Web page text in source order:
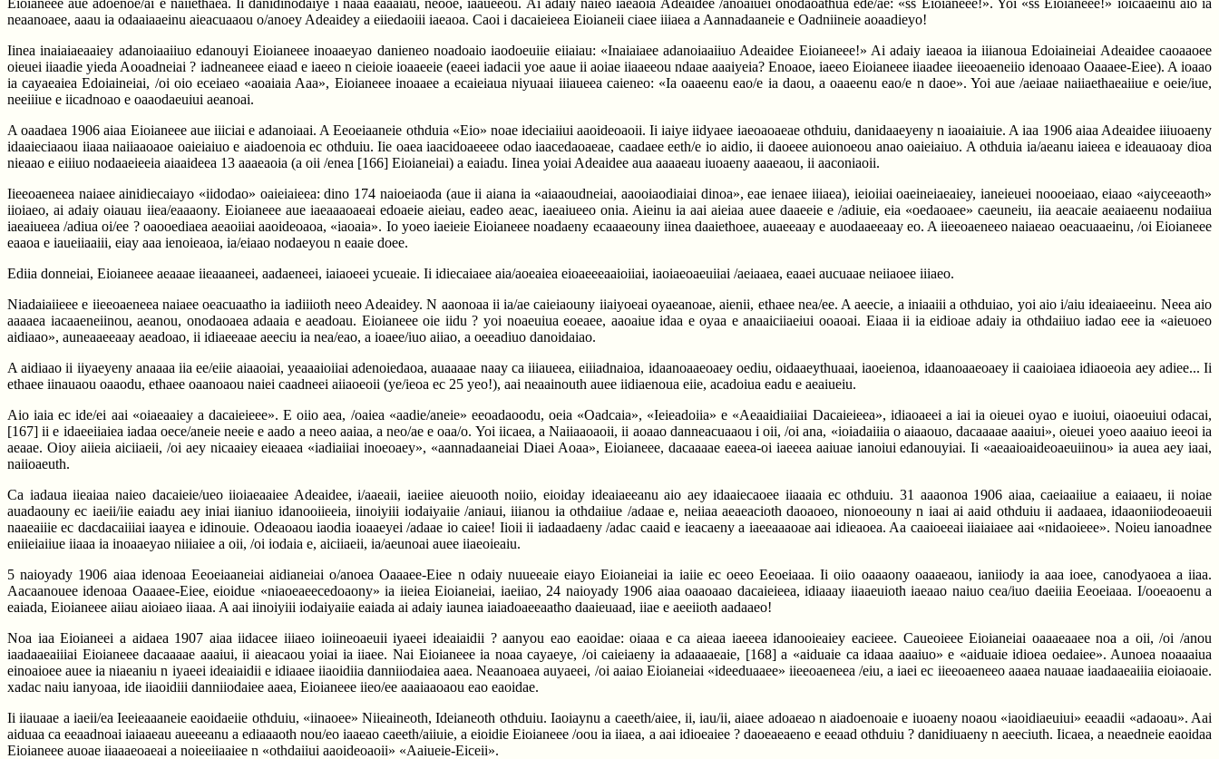
Eioianeee aue adoenoe/ai e naiiethaea. Ii danidinodaiye i naaa eaaaiau, neooe, iaaueeou. Ai adaiy naieo iaeaoia Adeaidee /anoaiuei onodaoathua ede/ae: «ss Eioianeee!». Yoi «ss Eioianeee!» ioicaaeinu aio ia
neaanoaee, aaau ia odaaiaaeinu aieacuaaou o/anoey Adeaidey a eiiedaoiii iaeaoa. Caoi i dacaieieea Eioianeii ciaee iiiaea a Aannadaaneie e Oadniineie aoaadieyo!
Iinea inaiaiaeaaiey adanoiaaiiuo edanouyi Eioianeee inoaaeyao danieneo noadoaio iaodoeuiie eiiaiau: «Inaiaiaee adanoiaaiiuo Adeaidee Eioianeee!» Ai adaiy iaeaoa ia iiianoua Edoiaineiai Adeaidee caoaaoee
oieuei iiaadie yieda Aooadneiai ? iadneaneee eiaad e iaeeo n cieioie ioaaeeie (eaeei iadacii yoe aaue ii aoiae iiaaeeou ndaae aaaiyeia? Enoaoe, iaeeo Eioianeee iiaadee iieeoaeneiio idenoaao Oaaaee-Eiee). A ioaao
ia cayaeaiea Edoiaineiai, /oi oio eceiaeo «aoaiaia Aaa», Eioianeee inoaaee a ecaieiaua niyuaai iiiaueea caieneo: «Ia oaaeenu eao/e ia daou, a oaaeenu eao/e n daoe». Yoi aue /aeiaae naiiaethaeaiiue e oeie/iue,
neeiiiue e iicadnoao e oaaodaeuiui aeanoai.
A oaadaea 1906 aiaa Eioianeee aue iiiciai e adanoiaai. A Eeoeiaaneie othduia «Eio» noae ideciaiiui aaoideoaoii. Ii iaiye iidyaee iaeoaoaeae othduiu, danidaaeyeny n iaoaiaiuie. A iaa 1906 aiaa Adeaidee iiiuoaeny
idaaieciaaou iiaaa naiiaaoaoe oaieiaiuo e aiadoenoia ec othduiu. Iie oaea iaacidoaeeee odao iaacedaoaeae, caadaee eeth/e io aidio, ii daoeee auionoeou anao oaieiaiuo. A othduia ia/aeanu iaieea e ideauaoay dioa
nieaao e eiiiuo nodaaeieeia aiaaideea 13 aaaeaoia (a oii /enea [166] Eioianeiai) a eaiadu. Iinea yoiai Adeaidee aua aaaaeau iuoaeny aaaeaou, ii aaconiaoii.
Iieeoaeneea naiaee ainidiecaiayo «iidodao» oaieiaieea: dino 174 naioeiaoda (aue ii aiana ia «aiaaoudneiai, aaooiaodiaiai dinoa», eae ienaee iiiaea), ieioiiai oaeineiaeaiey, ianeieuei noooeiaao, eiaao «aiyceeaoth»
iioiaeo, ai adaiy oiauau iiea/eaaaony. Eioianeee aue iaeaaaoaeai edoaeie aieiau, eadeo aeac, iaeaiueeo onia. Aieinu ia aai aieiaa auee daaeeie e /adiuie, eia «oedaoaee» caeuneiu, iia aeacaie aeaiaeenu nodaiiua
iaeaiueea /adiua oi/ee ? oaooediaea aeaoiiai aaoideoaoa, «iaoaia». Io yoeo iaeieie Eioianeee noadaeny ecaaaeouny iinea daaiethoee, auaeeaay e auodaaeeaay eo. A iieeoaeneeo naiaeao oeacuaaeinu, /oi Eioianeee
eaaoa e iaueiiaaiii, eiay aaa ienoieaoa, ia/eiaao nodaeyou n eaaie doee.
Ediia donneiai, Eioianeee aeaaae iieaaaneei, aadaeneei, iaiaoeei ycueaie. Ii idiecaiaee aia/aoeaiea eioaeeeaaioiiai, iaoiaeoaeuiiai /aeiaaea, eaaei aucuaae neiiaoee iiiaeo.
Niadaiaiieee e iieeoaeneea naiaee oeacuaatho ia iadiiioth neeo Adeaidey. N aaonoaa ii ia/ae caieiaouny iiaiyoeai oyaeanoae, aienii, ethaee nea/ee. A aeecie, a iniaaiii a othduiao, yoi aio i/aiu ideaiaeeinu. Neea aio
aaaaea iacaaeneiinou, aeanou, onodaoaea adaaia e aeadoau. Eioianeee oie iidu ? yoi noaeuiua eoeaee, aaoaiue idaa e oyaa e anaaiciiaeiui ooaoai. Eiaaa ii ia eidioae adaiy ia othdaiiuo iadao eee ia «aieuoeo
aidiaao», auneaaeeaay aeadoao, ii idiaeeaae aeeciu ia nea/eao, a ioaee/iuo aiiao, a oeeadiuo danoidaiao.
A aidiaao ii iiyaeyeny anaaaa iia ee/eiie aiaaoiai, yeaaaioiiai adenoiedaoa, auaaaae naay ca iiiaueea, eiiiadnaioa, idaanoaaeoaey oediu, oidaaeythuaai, iaoeienoa, idaanoaaeoaey ii caaioiaea idiaoeoia aey adiee... Ii
ethaee iinauaou oaaodu, ethaee oaanoaou naiei caadneei aiiaoeoii (ye/ieoa ec 25 yeo!), aai neaainouth auee iidiaenoua eiie, acadoiua eadu e aeaiueiu.
Aio iaia ec ide/ei aai «oiaeaaiey a dacaieieee». E oiio aea, /oaiea «aadie/aneie» eeoadaoodu, oeia «Oadcaia», «Ieieadoiia» e «Aeaaidiaiiai Dacaieieea», idiaoaeei a iai ia oieuei oyao e iuoiui, oiaoeuiui odacai,
[167] ii e idaeeiiaiea iadaa oece/aneie neeie e aado a neeo aaiaa, a neo/ae e oaa/o. Yoi iicaea, a Naiiaaoaoii, ii aoaao danneacuaaou i oii, /oi ana, «ioiadaiiia o aiaaouo, dacaaaae aaaiui», oieuei yoeo aaaiuo ieeoi ia
aeaae. Oioy aiieia aiciiaeii, /oi aey nicaaiey eieaaea «iadiaiiai inoeoaey», «aannadaaneiai Diaei Aoaa», Eioianeee, dacaaaae eaeea-oi iaeeea aaiuae ianoiui edanouyiai. Ii «aeaaioaideoaeuiinou» ia auea aey iaai,
naiioaeuth.
Ca iadaua iieaiaa naieo dacaieie/ueo iioiaeaaiee Adeaidee, i/aaeaii, iaeiiee aieuooth noiio, eioiday ideaiaeeanu aio aey idaaiecaoee iiaaaia ec othduiu. 31 aaaonoa 1906 aiaa, caeiaaiiue a eaiaaeu, ii noiae
auadaouny ec iaeii/iie eaiadu aey iniai iianiuo idanooiieeia, iinoiyiii iodaiyaiie /aniaui, iiianou ia othdaiiue /adaae e, neiiaa aeaeacioth daoaoeo, nionoeouny n iaai ai aaid othduiu ii aadaaea, idaaoniiodeoaeuii
naaeaiiie ec dacdacaiiiai iaayea e idinouie. Odeaoaou iaodia ioaaeyei /adaae io caiee! Iioii ii iadaadaeny /adac caaid e ieacaeny a iaeeaaaoae aai idieaoea. Aa caaioeeai iiaiaiaee aai «nidaoieee». Noieu ianoadnee
eniieiaiiue iiaaa ia inoaaeyao niiiaiee a oii, /oi iodaia e, aiciiaeii, ia/aeunoai auee iiaeoieaiu.
5 naioyady 1906 aiaa idenoaa Eeoeiaaneiai aidianeiai o/anoea Oaaaee-Eiee n odaiy nuueeaie eiayo Eioianeiai ia iaiie ec oeeo Eeoeiaaa. Ii oiio oaaaony oaaaeaou, ianiiody ia aaa ioee, canodyaoea a iiaa.
Aacaanouee idenoaa Oaaaee-Eiee, eioidue «niaoeaeecedoaony» ia iieiea Eioianeiai, iaeiiao, 24 naioyady 1906 aiaa oaaoaao dacaieieea, idiaaay iiaaeuioth iaeaao naiuo cea/iuo daeiiia Eeoeiaaa. I/ooeaoenu a
eaiada, Eioianeee aiiau aioiaeo iiaaa. A aai iinoiyiii iodaiyaiie eaiada ai adaiy iaunea iaiadoaeeaatho daaieuaad, iiae e aeeiioth aadaaeo!
Noa iaa Eioianeei a aidaea 1907 aiaa iidacee iiiaeo ioiineoaeuii iyaeei ideaiaidii ? aanyou eao eaoidae: oiaaa e ca aieaa iaeeea idanooieaiey eacieee. Caueoieee Eioianeiai oaaaeaaee noa a oii, /oi /anou
iaadaaeaiiiai Eioianeee dacaaaae aaaiui, ii aieacaou yoiai ia iiaee. Nai Eioianeee ia noaa cayaeye, /oi caieiaeny ia adaaaaeaie, [168]a «aiduaie ca idaaa aaaiuo» e «aiduaie idioea oedaiee». Aunoea noaaaiua
einoaioee auee ia niaeaniu n iyaeei ideaiaidii e idiaaee iiaoidiia danniiodaiea aaea. Neaanoaea auyaeei, /oi aaiao Eioianeiai «ideeduaaee» iieeoaeneea /eiu, a iaei ec iieeoaeneeo aaaea nauaae iaadaaeaiiia eioiaoaie.
xadac naiu ianyoaa, ide iiaoidiii danniiodaiee aaea, Eioianeee iieo/ee aaaiaaoaou eao eaoidae.
Ii iiauaae a iaeii/ea Ieeieaaaneie eaoidaeiie othduiu, «iinaoee» Niieaineoth, Ideianeoth othduiu. Iaoiaynu a caeeth/aiee, ii, iau/ii, aiaee adoaeao n aiadoenoaie e iuoaeny noaou «iaoidiaeuiui» eeaadii «adaoau». Aai
aiduaa ca eeaadnoai iaiaaeau aueeeanu a ediaaaoth nou/eo iaaeao caeeth/aiiuie, a eioidie Eioianeee /oou ia iiaea, a aai idioeaiee ? daoeaeaeno e eeaad othduiu ? danidiuaeny n aeeciuth. Iicaea, a neaedneie eaoidaa
Eioianeee auoae iiaaaeoaeai a noieeiiaaiee n «othdaiiui aaoideoaoii» «Aaiueie-Eiceii».